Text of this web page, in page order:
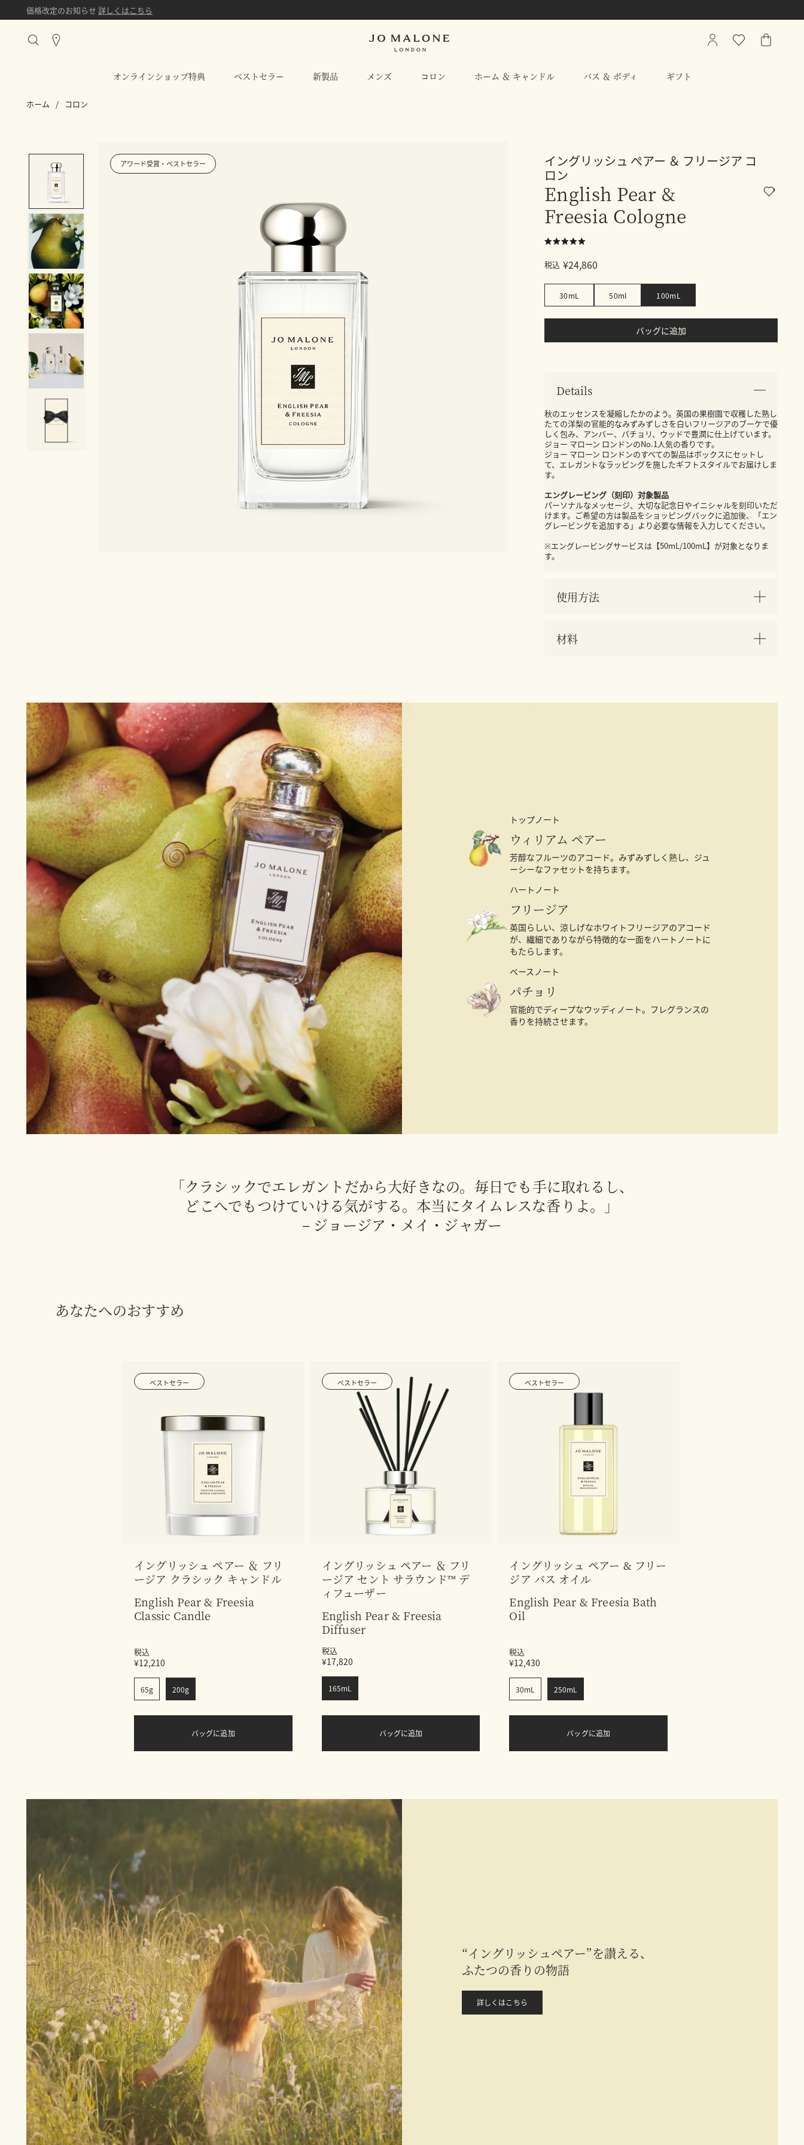
価格改定のお知らせ 詳しくはこちら
オンラインショップ特典 ベストセラー 新製品 メンズ コロン ホーム ＆ キャンドル バス ＆ ボディ ギフト
Stores
My
ウ
シ
ホーム / コロン
アワード受賞・ベストセラー
イングリッシュ ぺアー ＆ フリージア コ
ロン
English Pear &
Freesia Cologne
税込 ¥24,860
30mL 50ml 100mL
バッグに追加
Details
秋のエッセンスを凝縮したかのよう。英国の果樹園で収穫した熟し
たての洋梨の官能的なみずみずしさを白いフリージアのブーケで優
しく包み、アンバー、パチョリ、ウッドで豊潤に仕上げています。
ジョー マローン ロンドンのNo.1人気の香りです。
ジョー マローン ロンドンのすべての製品はボックスにセットし
て、エレガントなラッピングを施したギフトスタイルでお届けしま
す。
エングレービング（刻印）対象製品
パーソナルなメッセージ、大切な記念日やイニシャルを刻印いただ
けます。ご希望の方は製品をショッピングバックに追加後、「エン
グレービングを追加する」より必要な情報を入力してください。
※エングレービングサービスは【50mL/100mL】が対象となりま
す。
使用方法
材料
トップノート
ウィリアム ペアー
芳醇なフルーツのアコード。みずみずしく熟し、ジュ
ーシーなファセットを持ちます。
ハートノート
フリージア
英国らしい、涼しげなホワイトフリージアのアコード
が、繊細でありながら特徴的な一面をハートノートに
もたらします。
ベースノート
パチョリ
官能的でディープなウッディノート。フレグランスの
香りを持続させます。
「クラシックでエレガントだから大好きなの。毎日でも手に取れるし、
どこへでもつけていける気がする。本当にタイムレスな香りよ。」
– ジョージア・メイ・ジャガー
あなたへのおすすめ
ベストセラー
イングリッシュ ペアー ＆ フリ
ージア クラシック キャンドル
English Pear & Freesia
Classic Candle
税込
¥12,210
65g 200g
バッグに追加
ベストセラー
イングリッシュ ペアー ＆ フリ
ージア セント サラウンド™ デ
ィフューザー
English Pear & Freesia
Diffuser
税込
¥17,820
165mL
バッグに追加
ベストセラー
イングリッシュ ペアー & フリー
ジア バス オイル
English Pear & Freesia Bath
Oil
税込
¥12,430
30mL 250mL
バッグに追加
“イングリッシュペアー”を讃える、
ふたつの香りの物語
詳しくはこちら